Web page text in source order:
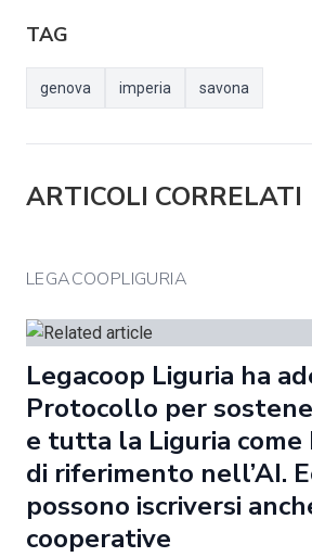
TAG
genova imperia savona
ARTICOLI CORRELATI
LEGACOOPLIGURIA
Legacoop Liguria ha
Protocollo per
e tutta la Liguria come
di riferimento nell’AI.
possono iscriversi
cooperative